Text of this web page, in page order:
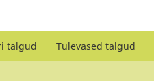
talgud Tulevased talgud